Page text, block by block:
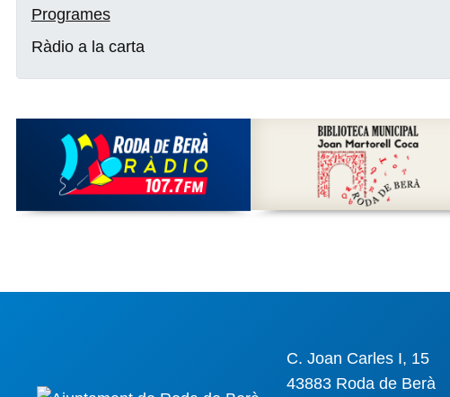
Programes
Ràdio a la carta
C. Joan Carles I, 15
43883 Roda de Berà